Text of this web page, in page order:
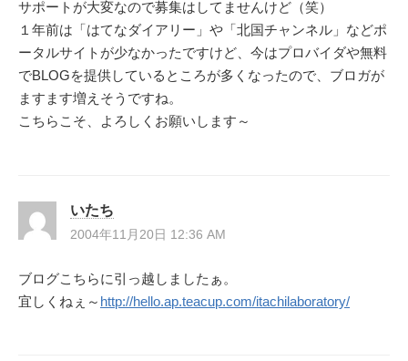
サポートが大変なので募集はしてませんけど（笑）
１年前は「はてなダイアリー」や「北国チャンネル」などポ
ータルサイトが少なかったですけど、今はプロバイダや無料
でBLOGを提供しているところが多くなったので、ブロガが
ますます増えそうですね。
こちらこそ、よろしくお願いします～
いたち
2004年11月20日 12:36 AM
ブログこちらに引っ越しましたぁ。
宜しくねぇ～ http://hello.ap.teacup.com/itachilaboratory/